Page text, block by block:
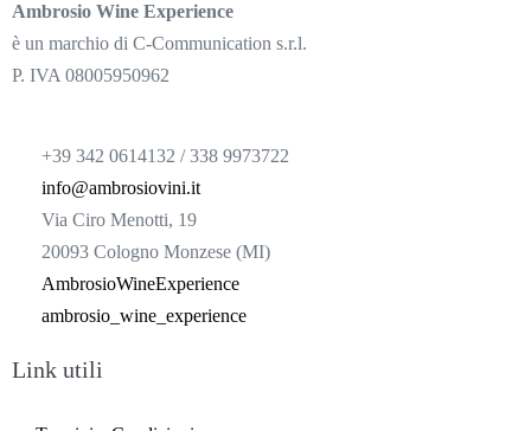
Ambrosio Wine Experience
è un marchio di C-Communication s.r.l.
P. IVA 08005950962
+39 342 0614132 / 338 9973722
info@ambrosiovini.it
Via Ciro Menotti, 19
20093 Cologno Monzese (MI)
AmbrosioWineExperience
ambrosio_wine_experience
Link utili